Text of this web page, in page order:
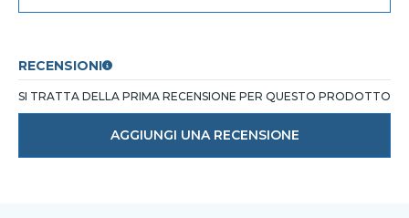
RECENSIONI
SI TRATTA DELLA PRIMA RECENSIONE PER QUESTO PRODOTTO
AGGIUNGI UNA RECENSIONE